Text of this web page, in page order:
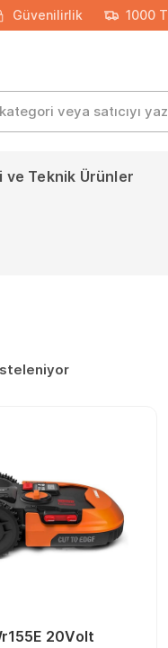
Güvenilirlik 1000
ve Teknik Ürünler
20Volt